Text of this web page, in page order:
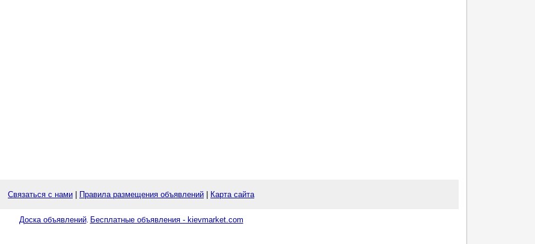
Связаться с нами Правила размещения объявлений Карта сайта
Доска объявлений. Бесплатные объявления - kievmarket.com